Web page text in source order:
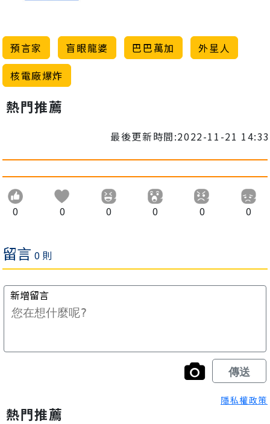
預言家 盲眼龍婆 巴巴萬加
外星人
核電廠爆炸
熱門推薦
最後更新時間:2022-11-21 14:33
0 0 0 0 0 0
隱私權政策
熱門推薦